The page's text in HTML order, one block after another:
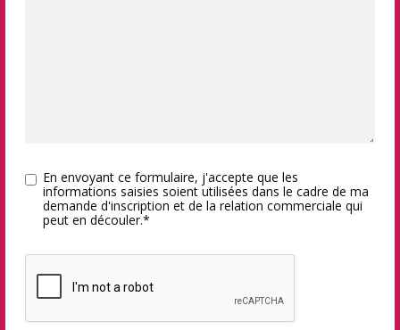
En envoyant ce formulaire, j'accepte que les
informations saisies soient utilisées dans le cadre de ma
demande d'inscription et de la relation commerciale qui
peut en découler.*